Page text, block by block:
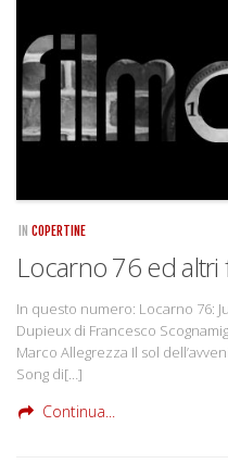
IN COPERTINE
Locarno 76 ed altri
In questo numero: Locarno 76:
Dupieux di Francesco
Marco Allegrezza Il sol
Song di[…]
Continua...